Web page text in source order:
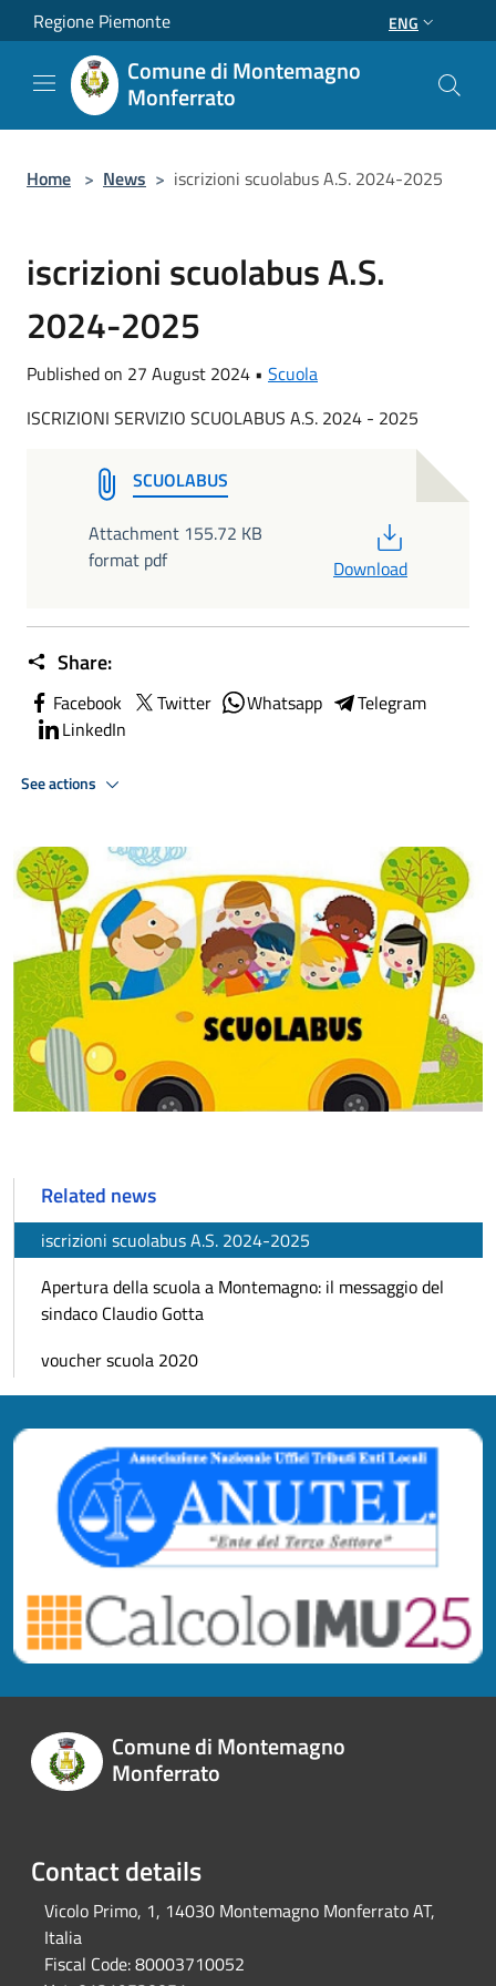
Salta al contenuto principale
Regione Piemonte ENG
Comune di Montemagno
Monferrato
Home > News > iscrizioni scuolabus A.S. 2024-2025
iscrizioni scuolabus A.S.
2024-2025
Published on 27 August 2024 • Scuola
ISCRIZIONI SERVIZIO SCUOLABUS A.S. 2024 - 2025
SCUOLABUS
Attachment 155.72 KB
format pdf
Download
Share:
Facebook Twitter Whatsapp
Telegram
LinkedIn
See actions
Related news
iscrizioni scuolabus A.S. 2024-2025
Apertura della scuola a Montemagno: il messaggio del
sindaco Claudio Gotta
voucher scuola 2020
Comune di Montemagno
Monferrato
Contact details
Vicolo Primo, 1, 14030 Montemagno Monferrato AT,
Italia
Fiscal Code:80003710052